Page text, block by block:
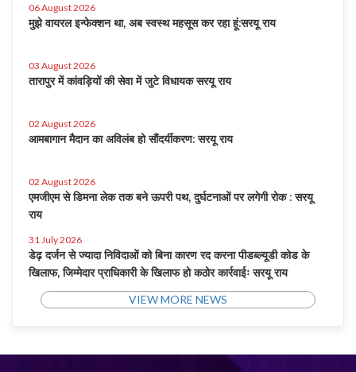
06 August 2026
मुझे वायरल इन्फेक्शन था, अब स्वस्थ महसूस कर रहा हूं:सरयू राय
03 August 2026
तारापुर में कांवड़ियों की सेवा में जुटे विधायक सरयू राय
02 August 2026
आमबागान मैदान का अविलंब हो सौंदर्यीकरण: सरयू राय
02 August 2026
एमजीएम से डिमना लेक तक बने ऊपरी पथ, दुर्घटनाओं पर लगेगी रोक : सरयू
राय
31 July 2026
डेढ़ दर्जन से ज्यादा निविदाओं को बिना कारण रद करना पीडब्ल्यूडी कोड के
खिलाफ, जिम्मेदार प्राधिकारी के खिलाफ हो कठोर कार्रवाईः सरयू राय
VIEW MORE NEWS